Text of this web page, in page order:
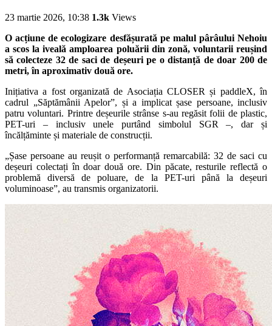
23 martie 2026, 10:38 1.3k Views
O acțiune de ecologizare desfășurată pe malul pârâului Nehoiu
a scos la iveală amploarea poluării din zonă, voluntarii reușind
să colecteze 32 de saci de deșeuri pe o distanță de doar 200 de
metri, în aproximativ două ore.
Inițiativa a fost organizată de Asociația CLOSER și paddleX, în
cadrul „Săptămânii Apelor”, și a implicat șase persoane, inclusiv
patru voluntari. Printre deșeurile strânse s-au regăsit folii de plastic,
PET-uri – inclusiv unele purtând simbolul SGR –, dar și
încălțăminte și materiale de construcții.
„Șase persoane au reușit o performanță remarcabilă: 32 de saci cu
deșeuri colectați în doar două ore. Din păcate, resturile reflectă o
problemă diversă de poluare, de la PET-uri până la deșeuri
voluminoase”, au transmis organizatorii.